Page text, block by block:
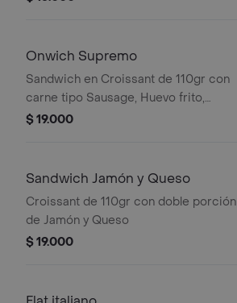
Onwich Supremo
Sandwich en Croissant de 110gr con
carne tipo Sausage, Huevo frito,
Queso y salsa showy.
$ 19.000
Sandwich Jamón y Queso
Croissant de 110gr con doble porción
de Jamón y Queso
$ 19.000